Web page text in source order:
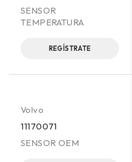
SENSOR
TEMPERATURA
REGÍSTRATE
Volvo
11170071
SENSOR OEM